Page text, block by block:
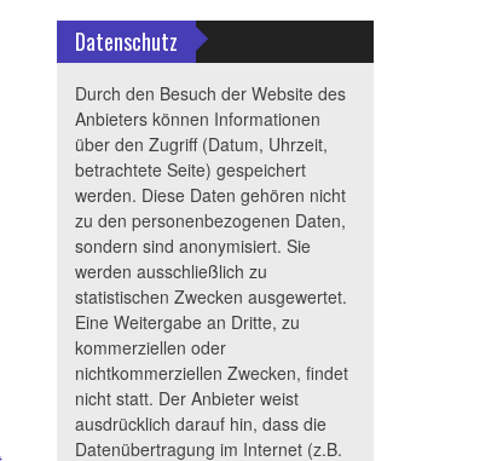
Datenschutz
Durch den Besuch der Website des
Anbieters können Informationen
über den Zugriff (Datum, Uhrzeit,
betrachtete Seite) gespeichert
werden. Diese Daten gehören nicht
zu den personenbezogenen Daten,
sondern sind anonymisiert. Sie
werden ausschließlich zu
statistischen Zwecken ausgewertet.
Eine Weitergabe an Dritte, zu
kommerziellen oder
nichtkommerziellen Zwecken, findet
nicht statt. Der Anbieter weist
ausdrücklich darauf hin, dass die
Datenübertragung im Internet (z.B.